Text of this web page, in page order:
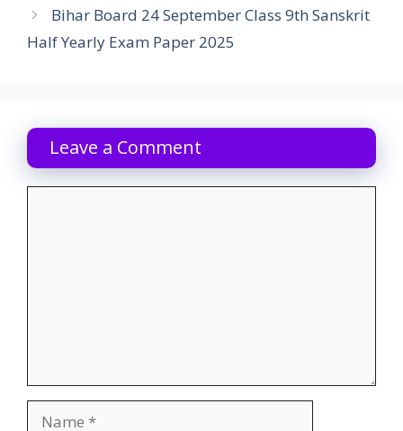
Bihar Board 24 September Class 9th Sanskrit
Half Yearly Exam Paper 2025
Leave a Comment